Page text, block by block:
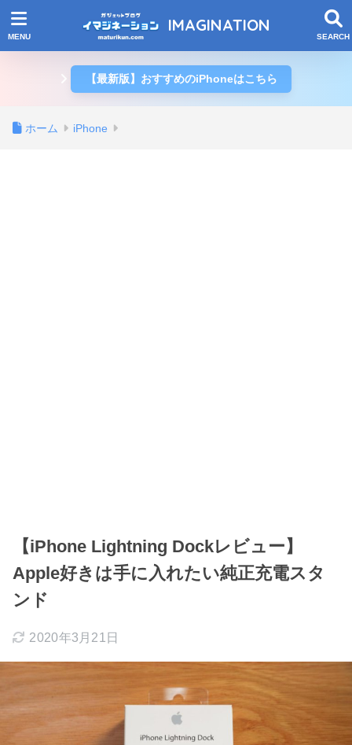
IMAGINATION
【最新版】おすすめのiPhoneはこちら
ホーム iPhone
【iPhone Lightning Dockレビュー】
Apple好きは手に入れたい純正充電スタ
ンド
2020年3月21日